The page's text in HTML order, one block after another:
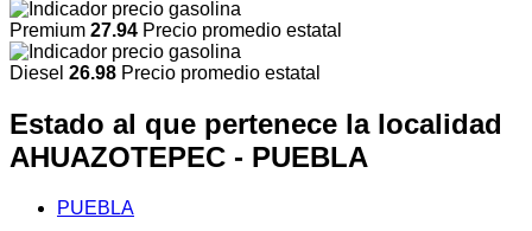
Premium 27.94 Precio promedio estatal
Diesel 26.98 Precio promedio estatal
Estado al que pertenece la localidad
AHUAZOTEPEC - PUEBLA
PUEBLA